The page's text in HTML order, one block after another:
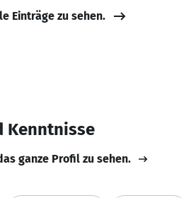
Einträge zu sehen.
Kenntnisse
ganze Profil zu sehen.